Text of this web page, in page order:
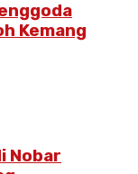
Kemang
Nobar